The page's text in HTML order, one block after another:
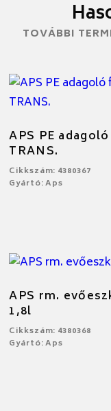
TOVÁBBI
APS PE
TRANS.
Cikkszám: 4380367
Gyártó: Aps
APS rm.
1,8l
Cikkszám: 4380368
Gyártó: Aps